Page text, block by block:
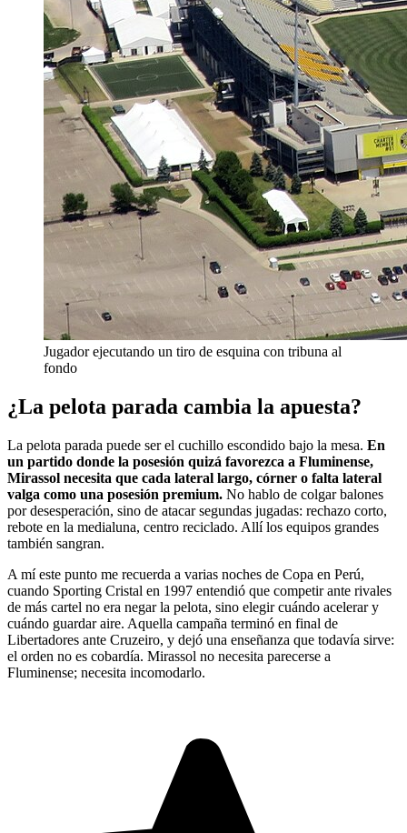
Jugador ejecutando un tiro de esquina con tribuna al
fondo
¿La pelota parada cambia la apuesta?
La pelota parada puede ser el cuchillo escondido bajo la mesa. En
un partido donde la posesión quizá favorezca a Fluminense,
Mirassol necesita que cada lateral largo, córner o falta lateral
valga como una posesión premium. No hablo de colgar balones
por desesperación, sino de atacar segundas jugadas: rechazo corto,
rebote en la medialuna, centro reciclado. Allí los equipos grandes
también sangran.
A mí este punto me recuerda a varias noches de Copa en Perú,
cuando Sporting Cristal en 1997 entendió que competir ante rivales
de más cartel no era negar la pelota, sino elegir cuándo acelerar y
cuándo guardar aire. Aquella campaña terminó en final de
Libertadores ante Cruzeiro, y dejó una enseñanza que todavía sirve:
el orden no es cobardía. Mirassol no necesita parecerse a
Fluminense; necesita incomodarlo.